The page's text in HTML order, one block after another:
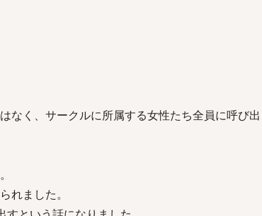
なく、サークルに所属する女性たち全員に呼び
れました。